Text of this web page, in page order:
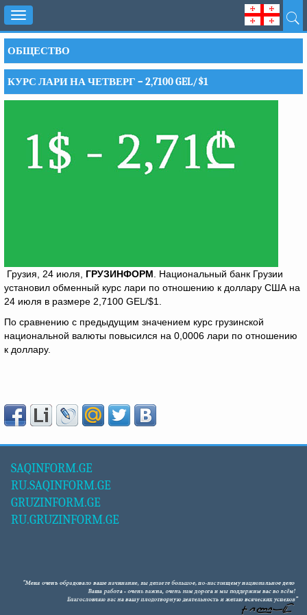
Toggle
navigation
ОБЩЕСТВО
КУРС ЛАРИ НА ЧЕТВЕРГ – 2,7100 GEL/$1
Грузия, 24 июля, ГРУЗИНФОРМ . Национальный банк Грузии
установил обменный курс лари по отношению к доллару США на
24 июля в размере 2,7100 GEL/$1.
По сравнению с предыдущим значением курс грузинской
национальной валюты повысился на 0,0006 лари по отношению
к доллару.
SAQINFORM.GE
RU.SAQINFORM.GE
GRUZINFORM.GE
RU.GRUZINFORM.GE